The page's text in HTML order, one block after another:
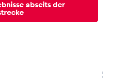
abseits der